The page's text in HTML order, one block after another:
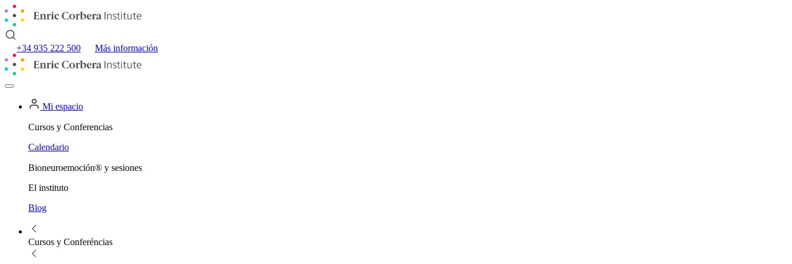
+34 935 222 500 Más información
Mi espacio
Cursos y Conferencias
Calendario
Bioneuroemoción® y sesiones
El instituto
Blog
Cursos y Conferéncias